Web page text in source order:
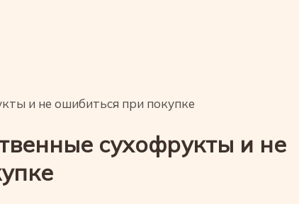
и не ошибиться при покупке
сухофрукты и не